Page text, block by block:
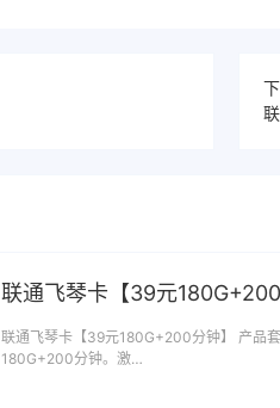
联通飞琴卡【39元180G+200
联通飞琴卡【39元180G+200分钟】 产品
180G+200分钟。激…